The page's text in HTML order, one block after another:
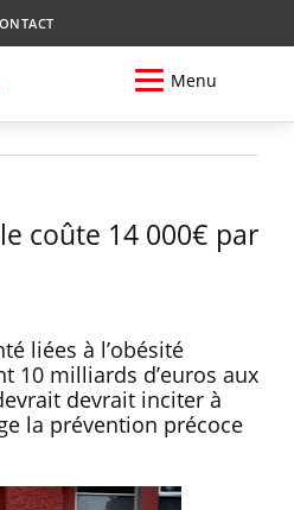
Menu
coûte 14 000€ par
liées à l’obésité
10 milliards d’euros aux
devrait inciter à
la prévention précoce